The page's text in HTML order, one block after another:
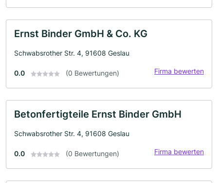
Ernst Binder GmbH & Co. KG
Schwabsrother Str. 4, 91608 Geslau
0.0 (0 Bewertungen) Firma bewerten
Betonfertigteile Ernst Binder GmbH
Schwabsrother Str. 4, 91608 Geslau
0.0 (0 Bewertungen) Firma bewerten